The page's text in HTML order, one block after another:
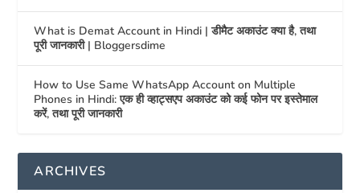
What is Demat Account in Hindi | डीमैट अकाउंट क्या है, तथा
पूरी जानकारी | Bloggersdime
How to Use Same WhatsApp Account on Multiple
Phones in Hindi: एक ही व्हाट्सएप अकाउंट को कई फोन पर इस्तेमाल
करें, तथा पूरी जानकारी
ARCHIVES